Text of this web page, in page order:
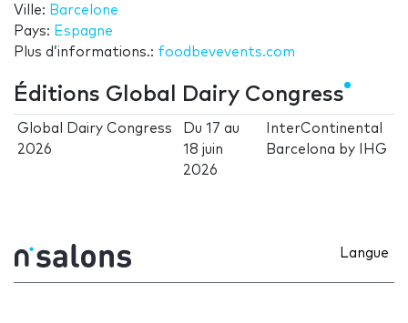
Ville: Barcelone
Pays: Espagne
Plus d’informations.: foodbevevents.com
Éditions Global Dairy Congress
Global Dairy Congress
2026
Du17 au
18 juin
2026
InterContinental
Barcelona by IHG
Langue